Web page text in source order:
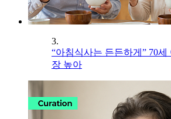
3.
“아침식사는 든든하게” 70
장 높아